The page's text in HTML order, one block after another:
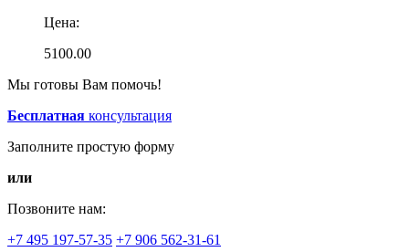
Цена:
5100.00
Мы готовы Вам помочь!
Бесплатная консультация
Заполните простую форму
или
Позвоните нам:
+7 495 197-57-35 +7 906 562-31-61